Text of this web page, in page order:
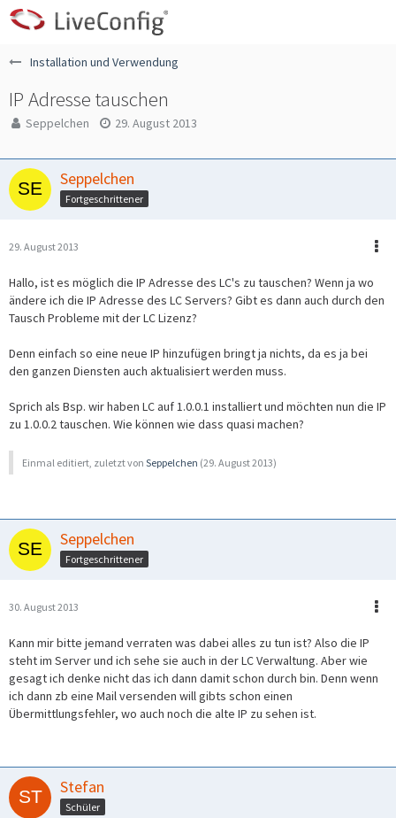
Installation und Verwendung
IP Adresse tauschen
Seppelchen 29. August 2013
Seppelchen
Fortgeschrittener
29. August 2013
Hallo, ist es möglich die IP Adresse des LC's zu tauschen? Wenn ja wo
ändere ich die IP Adresse des LC Servers? Gibt es dann auch durch den
Tausch Probleme mit der LC Lizenz?
Denn einfach so eine neue IP hinzufügen bringt ja nichts, da es ja bei
den ganzen Diensten auch aktualisiert werden muss.
Sprich als Bsp. wir haben LC auf 1.0.0.1 installiert und möchten nun die IP
zu 1.0.0.2 tauschen. Wie können wie dass quasi machen?
Einmal editiert, zuletzt von Seppelchen (29. August 2013)
Seppelchen
Fortgeschrittener
30. August 2013
Kann mir bitte jemand verraten was dabei alles zu tun ist? Also die IP
steht im Server und ich sehe sie auch in der LC Verwaltung. Aber wie
gesagt ich denke nicht das ich dann damit schon durch bin. Denn wenn
ich dann zb eine Mail versenden will gibts schon einen
Übermittlungsfehler, wo auch noch die alte IP zu sehen ist.
Stefan
Schüler